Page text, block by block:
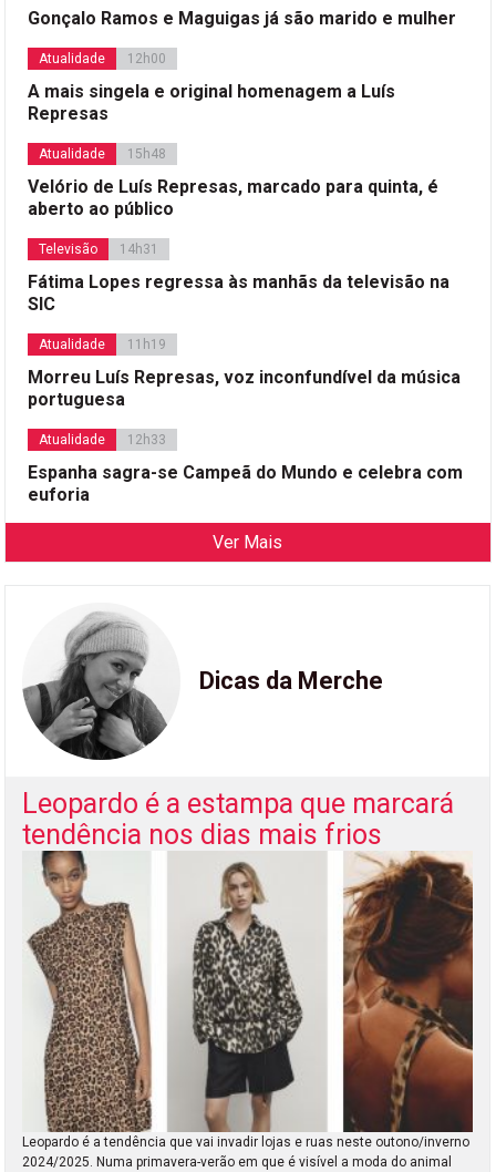
Gonçalo Ramos e Maguigas já são marido e mulher
Atualidade 12h00
A mais singela e original homenagem a Luís
Represas
Atualidade 15h48
Velório de Luís Represas, marcado para quinta, é
aberto ao público
Televisão 14h31
Fátima Lopes regressa às manhãs da televisão na
SIC
Atualidade 11h19
Morreu Luís Represas, voz inconfundível da música
portuguesa
Atualidade 12h33
Espanha sagra-se Campeã do Mundo e celebra com
euforia
Ver Mais
Dicas da Merche
Leopardo é a estampa que marcará
tendência nos dias mais frios
Leopardo é a tendência que vai invadir lojas e ruas neste outono/inverno
2024/2025. Numa primavera-verão em que é visível a moda do animal